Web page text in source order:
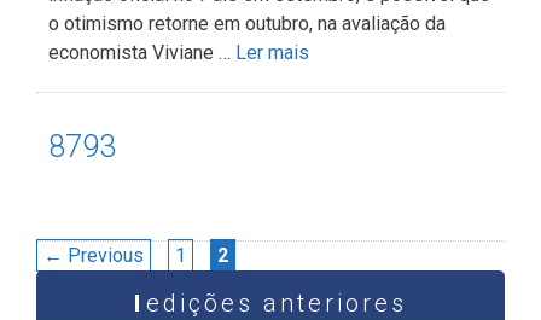
o otimismo retorne em outubro, na avaliação da
economista Viviane … Ler mais
8793
Navegação
de
← Previous Page
1 Page
2
edições anteriores